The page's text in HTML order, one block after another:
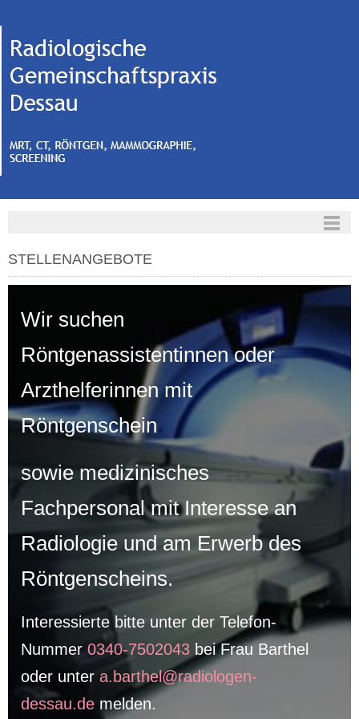
STELLENANGEBOTE
Wir suchen
Röntgenassistentinnen oder
Arzthelferinnen mit
Röntgenschein
sowie medizinisches
Fachpersonal mit Interesse an
Radiologie und am Erwerb des
Röntgenscheins.
Interessierte bitte unter der Telefon-
Nummer 0340-7502043 bei Frau Barthel
oder unter a.barthel@radiologen-
dessau.de melden.